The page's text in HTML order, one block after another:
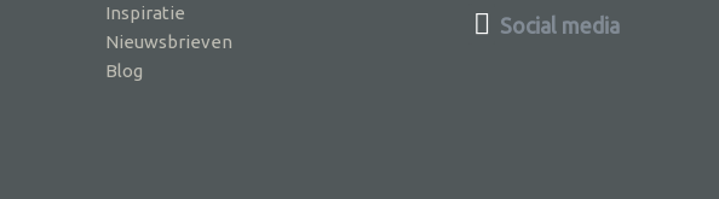
Inspiratie
Nieuwsbrieven
Blog
Social media